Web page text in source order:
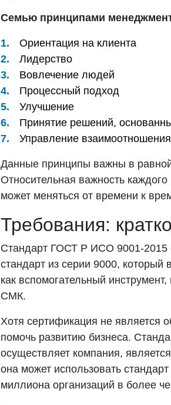
Семью принципами
Ориентация на клиента
Лидерство
Вовлечение людей
Процессный подход
Улучшение
Принятие решений,
Управление
Данные принципы важны в
Относительная важность каждого
может меняться от времени к
Требования: кратко
Стандарт ГОСТ Р ИСО 9001-2015
стандарт из серии 9000, который
как вспомогательный
СМК.
Хотя сертификация не является
помочь развитию бизнеса.
осуществляет компания,
она может использовать
миллиона организаций в более